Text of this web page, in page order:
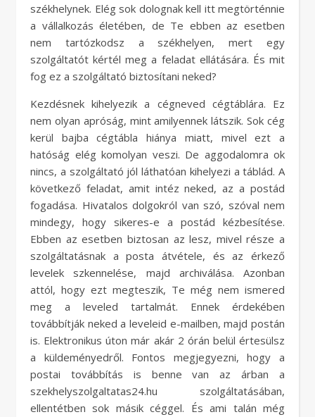
székhelynek. Elég sok dolognak kell itt megtörténnie
a vállalkozás életében, de Te ebben az esetben
nem tartózkodsz a székhelyen, mert egy
szolgáltatót kértél meg a feladat ellátására. És mit
fog ez a szolgáltató biztosítani neked?
Kezdésnek kihelyezik a cégneved cégtáblára. Ez
nem olyan apróság, mint amilyennek látszik. Sok cég
kerül bajba cégtábla hiánya miatt, mivel ezt a
hatóság elég komolyan veszi. De aggodalomra ok
nincs, a szolgáltató jól láthatóan kihelyezi a táblád. A
következő feladat, amit intéz neked, az a postád
fogadása. Hivatalos dolgokról van szó, szóval nem
mindegy, hogy sikeres-e a postád kézbesítése.
Ebben az esetben biztosan az lesz, mivel része a
szolgáltatásnak a posta átvétele, és az érkező
levelek szkennelése, majd archiválása. Azonban
attól, hogy ezt megteszik, Te még nem ismered
meg a leveled tartalmát. Ennek érdekében
továbbítják neked a leveleid e-mailben, majd postán
is. Elektronikus úton már akár 2 órán belül értesülsz
a küldeményedről. Fontos megjegyezni, hogy a
postai továbbítás is benne van az árban a
szekhelyszolgaltatas24.hu szolgáltatásában,
ellentétben sok másik céggel. És ami talán még